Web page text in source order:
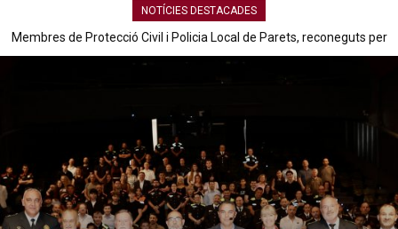
NOTÍCIES DESTACADES
Membres de Protecció Civil i Policia Local de Parets, reconeguts per